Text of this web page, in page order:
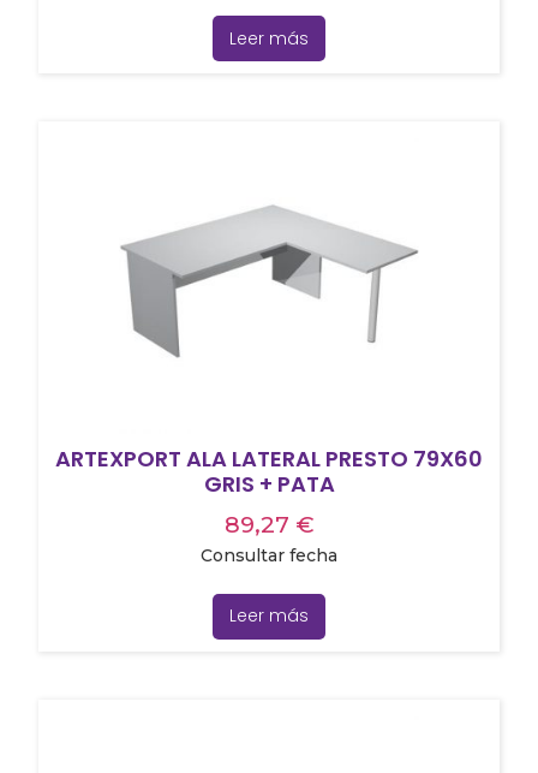
Leer más
ARTEXPORT ALA LATERAL PRESTO 79X60
GRIS + PATA
89,27 €
Consultar fecha
Leer más